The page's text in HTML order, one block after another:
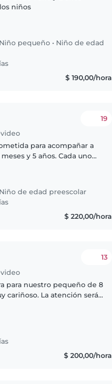
niños
Niño pequeño • Niño de edad
$ 190,00/hora
19
para acompañar a
y 5 años. Cada uno
Niño de edad preescolar
$ 220,00/hora
13
para nuestro pequeño de 8
cariñoso. La atención será
$ 200,00/hora